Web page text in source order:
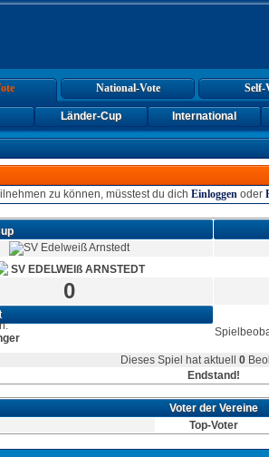
National-Vote Self-
Länder-Cup International
zu können, müsstest du dich Einloggen oder
SV EDELWEIß ARNSTEDT
0
Dieses Spiel hat aktuell 0
Endstand!
Voter der Vereine
Top-Voter